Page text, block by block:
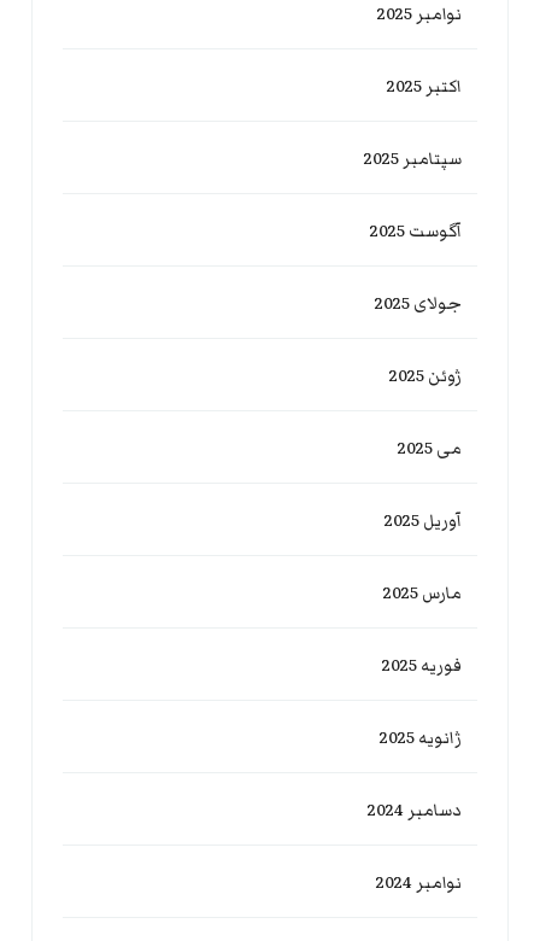
نوامبر 2025
اکتبر 2025
سپتامبر 2025
آگوست 2025
جولای 2025
ژوئن 2025
می 2025
آوریل 2025
مارس 2025
فوریه 2025
ژانویه 2025
دسامبر 2024
نوامبر 2024